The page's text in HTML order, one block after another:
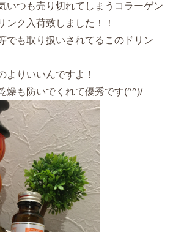
いつも売り切れてしまうコラーゲン
ンク入荷致しました！！
でも取り扱いされてるこのドリン
よりいいんですよ！
燥も防いでくれて優秀です(^^)/